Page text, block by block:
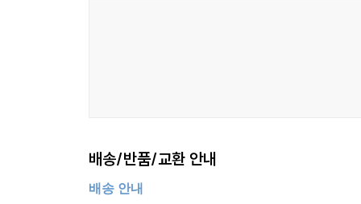
배송/반품/교환 안내
배송 안내